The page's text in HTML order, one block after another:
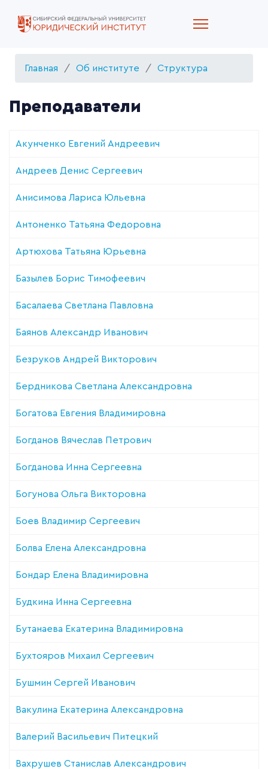
Главная Об институте Структура
Преподаватели
Акунченко Евгений Андреевич
Андреев Денис Сергеевич
Анисимова Лариса Юльевна
Антоненко Татьяна Федоровна
Артюхова Татьяна Юрьевна
Базылев Борис Тимофеевич
Басалаева Светлана Павловна
Баянов Александр Иванович
Безруков Андрей Викторович
Бердникова Светлана Александровна
Богатова Евгения Владимировна
Богданов Вячеслав Петрович
Богданова Инна Сергеевна
Богунова Ольга Викторовна
Боев Владимир Сергеевич
Болва Елена Александровна
Бондар Елена Владимировна
Будкина Инна Сергеевна
Бутанаева Екатерина Владимировна
Бухтояров Михаил Сергеевич
Бушмин Сергей Иванович
Вакулина Екатерина Александровна
Валерий Васильевич Питецкий
Вахрушев Станислав Александрович